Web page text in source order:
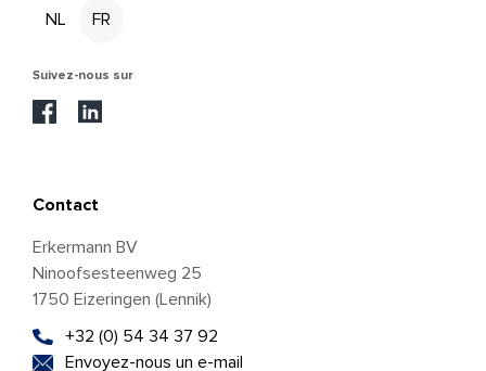
NL FR
Suivez-nous sur
Contact
Erkermann BV
Ninoofsesteenweg 25
1750 Eizeringen (Lennik)
+32 (0) 54 34 37 92
Envoyez-nous un e-mail